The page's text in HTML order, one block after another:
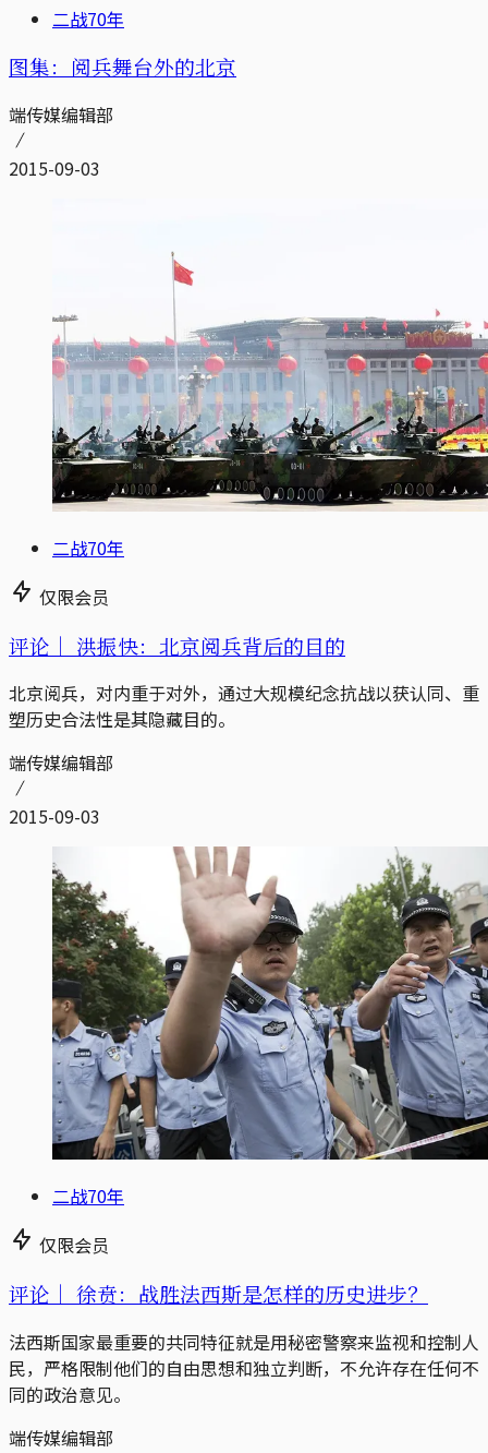
二战70年
图集：阅兵舞台外的北京
端传媒编辑部
2015-09-03
二战70年
仅限会员
评论｜ 洪振快：北京阅兵背后的目的
北京阅兵，对内重于对外，通过大规模纪念抗战以获认同、重
塑历史合法性是其隐藏目的。
端传媒编辑部
2015-09-03
二战70年
仅限会员
评论｜ 徐贲：战胜法西斯是怎样的历史进步？
法西斯国家最重要的共同特征就是用秘密警察来监视和控制人
民，严格限制他们的自由思想和独立判断，不允许存在任何不
同的政治意见。
端传媒编辑部